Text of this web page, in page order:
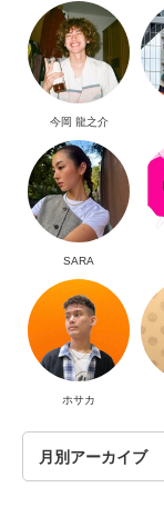
今岡 龍之介
SARA
ホサカ